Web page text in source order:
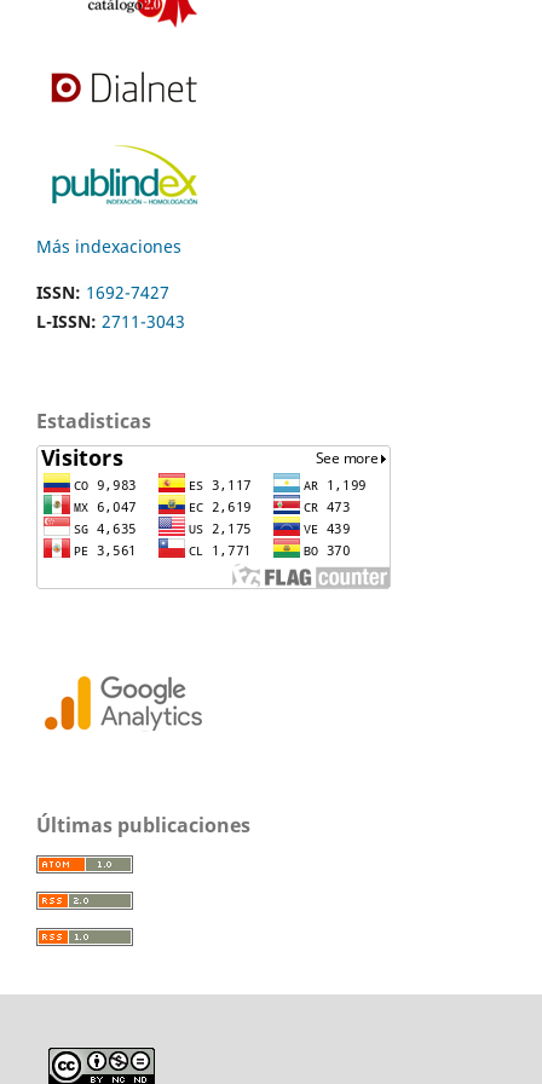
Más indexaciones
ISSN: 1692-7427
L-ISSN: 2711-3043
Estadisticas
Últimas publicaciones